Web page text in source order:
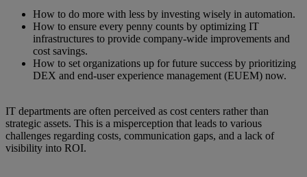
How to do more with less by investing wisely in automation.
How to ensure every penny counts by optimizing IT
infrastructures to provide company-wide improvements and
cost savings.
How to set organizations up for future success by prioritizing
DEX and end-user experience management (EUEM) now.
IT departments are often perceived as cost centers rather than
strategic assets. This is a misperception that leads to various
challenges regarding costs, communication gaps, and a lack of
visibility into ROI.